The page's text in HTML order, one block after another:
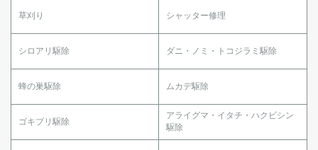
草刈り シャッター修理
シロアリ駆除 ダニ・ノミ・トコジラミ駆除
蜂の巣駆除 ムカデ駆除
ゴキブリ駆除
アライグマ・イタチ・ハクビシン
駆除